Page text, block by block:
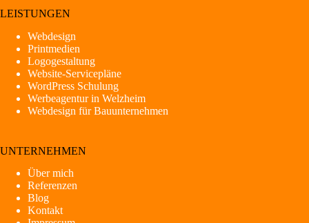
LEISTUNGEN
Webdesign
Printmedien
Logogestaltung
Website-Servicepläne
WordPress Schulung
Werbeagentur in Welzheim
Webdesign für Bauunternehmen
UNTERNEHMEN
Über mich
Referenzen
Blog
Kontakt